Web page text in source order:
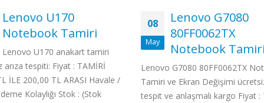
Lenovo G7080
80FF0062TX
Notebook Tamiri
G7080 80FF0062TX Notebook
Ekran Değişimi ücretsiz arıza
anlaşmalı kargo Fiyat : TAMİRİ
28
Nis
Samsung NP-
AS04TR
Samsung NP-Q320-
Notebook Tamiri Samsung
AS04TR anakart tamiri ücretsiz
tespiti: Fiyat : TAMİRİ 60,00 TL